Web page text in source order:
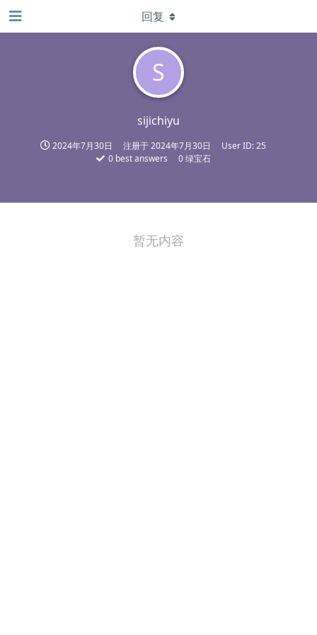
S
sijichiyu
2024年7月30日 注册于2024年7月30日 User ID:25
0best answers 0 绿宝石
回复
暂无内容